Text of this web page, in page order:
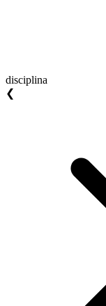
disciplina
❮